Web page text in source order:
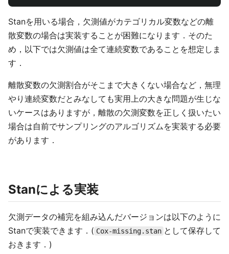
Stanを用いる場合，欠測値がカテゴリカル変数などの離
散変数の場合は実装することが困難になります．そのた
め，以下では欠測値は全て連続変数であることを想定しま
す．
離散変数の欠測割合がそこまで大きくない場合など，無理
やり連続変数だとみなしても実用上の大きな問題が生じな
いケースはありますが，離散の欠測変数を正しく扱いたい
場合は自前でサンプリングのアルゴリズムを実装する必要
があります．
Stanによる実装
欠測データの補完を組み込んだバージョンは以下のように
Stanで実装できます．( Cox-missing.stan として保存して
おきます．)